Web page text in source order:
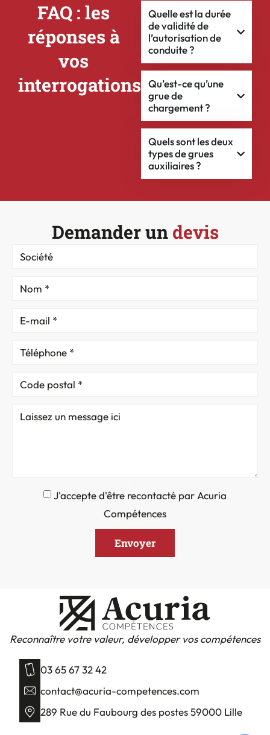
FAQ : les
réponses à
vos
interrogations
Quelle est la durée
de validité de
l’autorisation de
conduite ?
Qu’est-ce qu’une
grue de
chargement ?
Quels sont les deux
types de grues
auxiliaires ?
Demander un devis
J'accepte d'être recontacté par Acuria
Compétences
Envoyer
Reconnaître votre valeur, développer vos compétences
03 65 67 32 42
contact@acuria-competences.com
289 Rue du Faubourg des postes 59000 Lille